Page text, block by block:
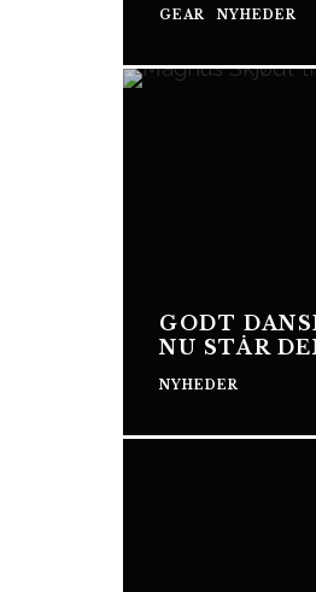
GEAR NYHEDER
GODT
NU STÅR
NYHEDER